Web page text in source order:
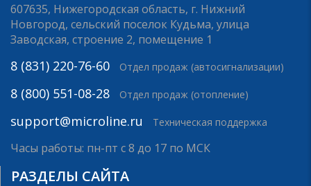
607635, Нижегородская область, г. Нижний
Новгород, сельский поселок Кудьма, улица
Заводская, строение 2, помещение 1
8 (831) 220-76-60 Отдел продаж (автосигнализации)
8 (800) 551-08-28 Отдел продаж (отопление)
support@microline.ru Техническая поддержка
Часы работы: пн-пт с 8 до 17 по МСК
РАЗДЕЛЫ САЙТА